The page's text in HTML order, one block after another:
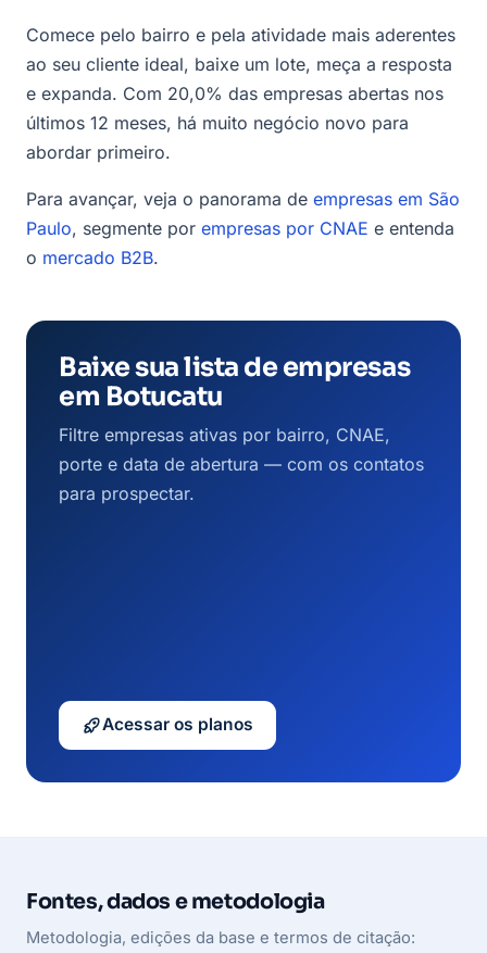
Comece pelo bairro e pela atividade mais aderentes
ao seu cliente ideal, baixe um lote, meça a resposta
e expanda. Com 20,0% das empresas abertas nos
últimos 12 meses, há muito negócio novo para
abordar primeiro.
Para avançar, veja o panorama de empresas em São
Paulo, segmente por empresas por CNAE e entenda
o mercado B2B.
Baixe sua lista de empresas
em Botucatu
Filtre empresas ativas por bairro, CNAE,
porte e data de abertura — com os contatos
para prospectar.
Acessar os planos
Fontes, dados e metodologia
Metodologia, edições da base e termos de citação: